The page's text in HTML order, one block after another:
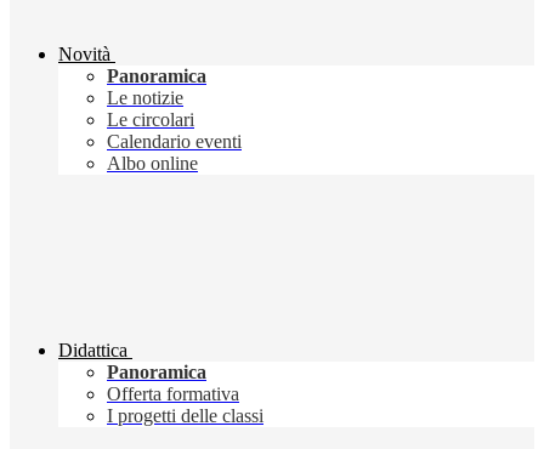
Novità
Panoramica
Le notizie
Le circolari
Calendario eventi
Albo online
Didattica
Panoramica
Offerta formativa
I progetti delle classi